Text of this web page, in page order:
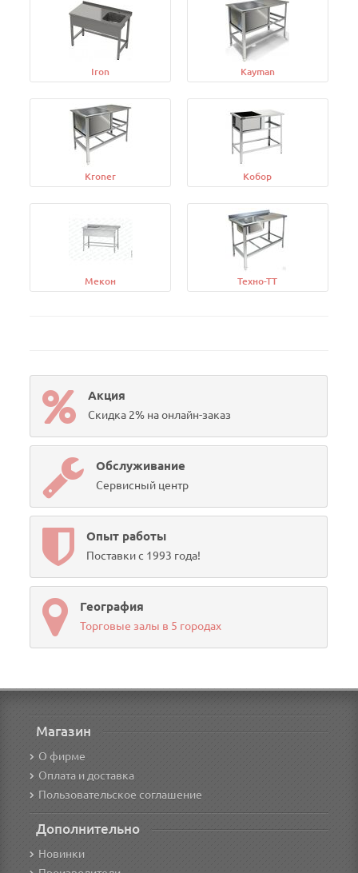
Iron Kayman
Kroner Кобор
Мекон Техно-ТТ
Акция
Скидка 2% на онлайн-заказ
Обслуживание
Сервисный центр
Опыт работы
Поставки с 1993 года!
География
Торговые залы в 5 городах
Магазин
О фирме
Оплата и доставка
Пользовательское соглашение
Дополнительно
Новинки